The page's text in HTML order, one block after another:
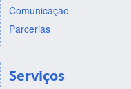
Comunicação
Parcerias
Serviços